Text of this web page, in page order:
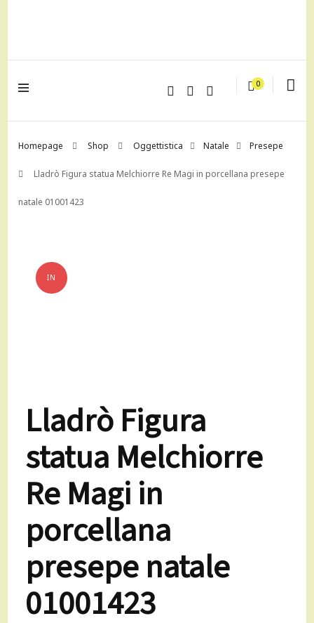
0
Homepage Shop Oggettistica Natale Presepe
Lladrò Figura statua Melchiorre Re Magi in porcellana presepe
natale 01001423
IN
Lladrò Figura
statua Melchiorre
Re Magi in
porcellana
presepe natale
01001423